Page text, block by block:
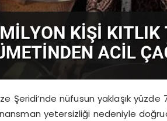
Şeridi’nde nüfusun yaklaşık yüzde
yetersizliği nedeniyle